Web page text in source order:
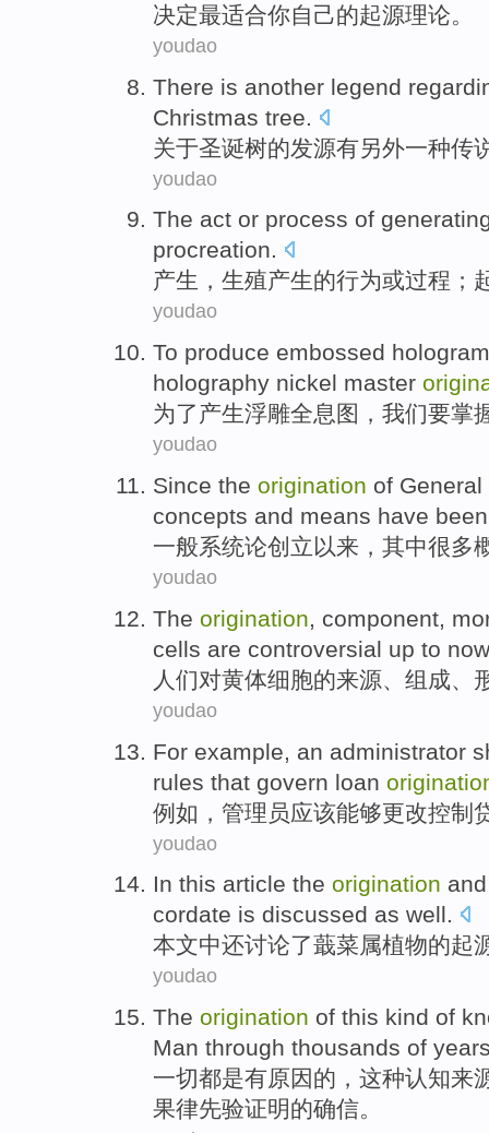
决定最适合你自己的起源理论。
youdao
There is another legend
Christmas tree
关于圣诞树的发源有另外一种传
youdao
The act or process of
procreation.
产生 ， 生殖产生的行为或过程 ；
youdao
To produce embossed
holography nickel master
为了产生浮雕全息 图， 我们要掌
youdao
Since the origination of General
concepts and means have been
一般系统论创立 以来 ， 其中很多
youdao
The origination, component,
cells are controversial up to
人们对黄体细胞的来源、 组成、
youdao
For example an administrator
rules that govern loan
例如 ， 管理员应该能够更改控制
youdao
In this article the origination
cordate is discussed as well.
本文中还讨论了蕺菜属植物的起
youdao
The origination of this kind of
Man through thousands of
一切都是有原因的 ， 这种认知来
果律先验证明的确信。